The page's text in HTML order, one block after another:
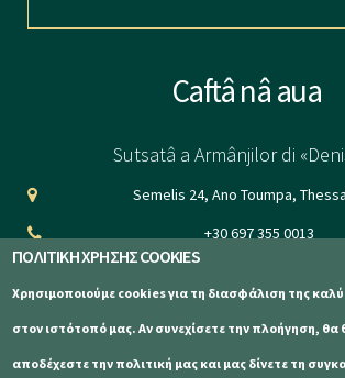
whether or not
you are a human
visitor and to
Caftâ nâ aua
Sutsatâ a Armânjilor di
Semelis 24, Ano Toumpa,
+30 697 355 0013
ΠΟΛΙΤΙΚΗ ΧΡΗΣΗΣ COOKIES
Χρησιμοποιούμε cookies για τη διασφάλιση της
στον ιστότοπό μας. Αν συνεχίσετε την πλοήγηση, θα
αποδέχεστε την πολιτική μας και μας δίνετε τη